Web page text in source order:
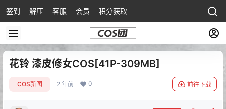
签到 解压 客服 会员 积分获取
花铃 漆皮修女COS[41P-309MB]
COS新图 2 年前 0 前往下载